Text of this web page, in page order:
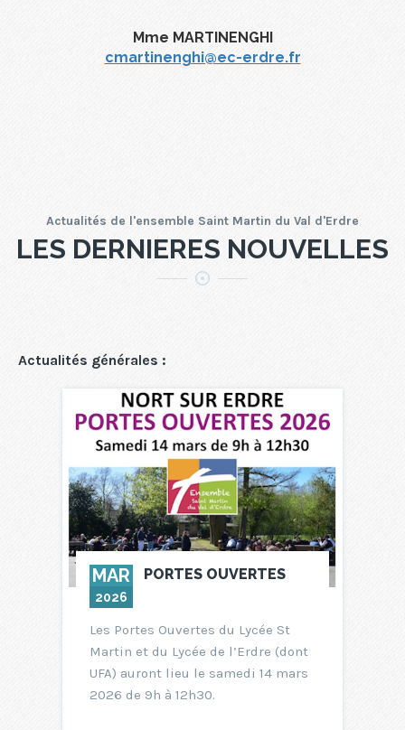
Mme MARTINENGHI
cmartinenghi@ec-erdre.fr
Actualités de l'ensemble Saint Martin du Val d'Erdre
LES DERNIERES NOUVELLES
Actualités générales :
MAR
2026
PORTES OUVERTES
Les Portes Ouvertes du Lycée St
Martin et du Lycée de l’Erdre (dont
UFA) auront lieu le samedi 14 mars
2026 de 9h à 12h30.